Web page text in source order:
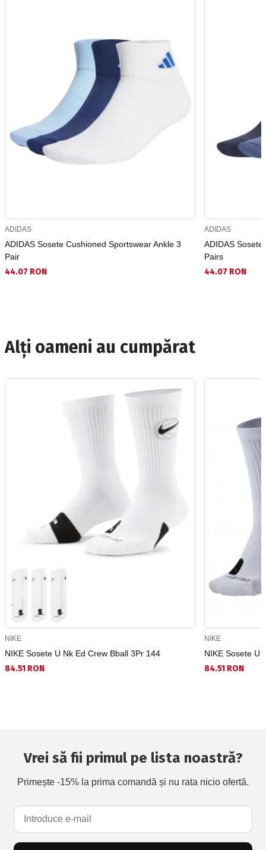
ADIDAS
ADIDAS Sosete Cushioned Sportswear Ankle 3
Pair
44.07 RON
ADIDAS
ADIDAS
Pairs
44.07 RON
Alți oameni au cumpărat
NIKE
NIKE Sosete U Nk Ed Crew Bball 3Pr 144
84.51 RON
NIKE
NIKE Sosete U
84.51 RON
Vrei să fii primul pe lista noastră?
Primește -15% la prima comandă și nu rata nicio ofertă.